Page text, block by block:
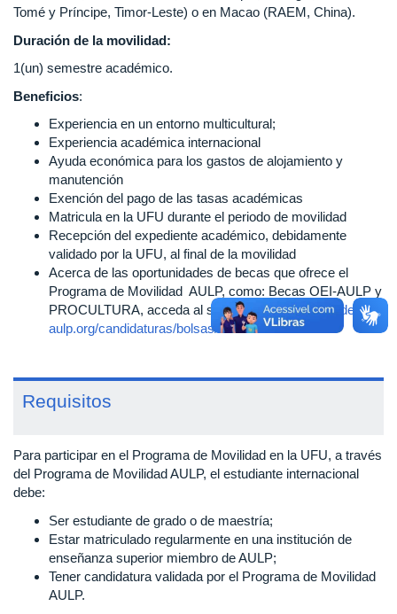
Tomé y Príncipe, Timor-Leste) o en Macao (RAEM, China).
Duración de la movilidad:
1(un) semestre académico.
Beneficios:
Experiencia en un entorno multicultural;
Experiencia académica internacional
Ayuda económica para los gastos de alojamiento y
manutención
Exención del pago de las tasas académicas
Matricula en la UFU durante el periodo de movilidad
Recepción del expediente académico, debidamente
validado por la UFU, al final de la movilidad
Acerca de las oportunidades de becas que ofrece el
Programa de Movilidad AULP, como: Becas OEI-AULP y
PROCULTURA, acceda al sitio web http://mobilidade-
aulp.org/candidaturas/bolsas/
Requisitos
Para participar en el Programa de Movilidad en la UFU, a través
del Programa de Movilidad AULP, el estudiante internacional
debe:
Ser estudiante de grado o de maestría;
Estar matriculado regularmente en una institución de
enseñanza superior miembro de AULP;
Tener candidatura validada por el Programa de Movilidad
AULP.